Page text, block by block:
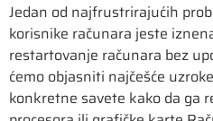
Jedan od najfrustrirajućih
korisnike računara jeste
restartovanje računara bez
ćemo objasniti najčešće
konkretne savete kako da ga